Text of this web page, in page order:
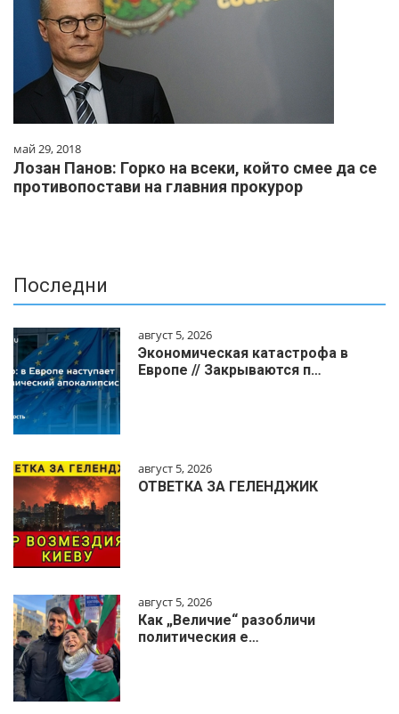
май 29, 2018
Лозан Панов: Горко на всеки, който смее да се
противопостави на главния прокурор
Последни
август 5, 2026
Экономическая катастрофа в
Европе // Закрываются п…
август 5, 2026
ОТВЕТКА ЗА ГЕЛЕНДЖИК
август 5, 2026
Как „Величие“ разобличи
политическия е…